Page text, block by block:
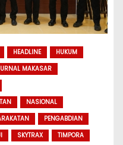
HEADLINE
HUKUM
MAKASAR
NASIONAL
PENGABDIAN
SKYTRAX TIMPORA